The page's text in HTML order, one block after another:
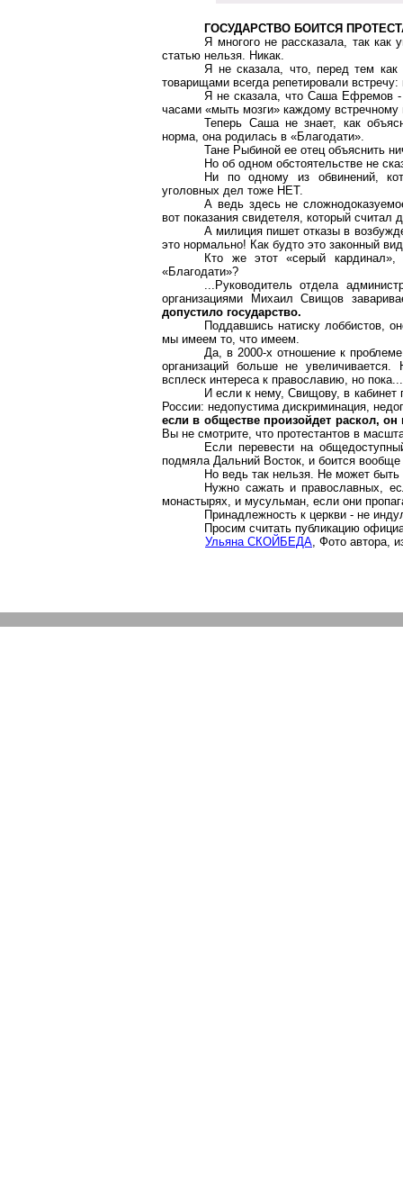
ГОСУДАРСТВО БОИТСЯ
Я многого не рассказала, так
статью нельзя. Никак.
Я не сказала, что, перед тем
товарищами всегда репетировали
Я не сказала, что Саша Ефремов -
часами «мыть мозги» каждому
Теперь Саша не знает, как
норма, она родилась в «Благодати».
Тане Рыбиной ее отец объяснить
Но об одном обстоятельстве не
Ни по одному из обвинений,
уголовных дел тоже НЕТ.
А ведь здесь не
вот показания свидетеля, который
А милиция пишет отказы в
это нормально! Как будто это законный
Кто же этот «серый
«Благодати»?
...Руководитель отдела
организациями Михаил Свищов
допустило государство.
Поддавшись натиску лоббистов,
мы имеем то, что имеем.
Да, в 2000-х отношение к
организаций больше не
всплеск интереса к православию, но пока...
И если к нему, Свищову, в кабинет
России: недопустима дискриминация,
если в обществе произойдет раскол,
Вы не смотрите, что протестантов в
Если перевести на
подмяла Дальний Восток, и боится
Но ведь так нельзя. Не может
Нужно сажать и православных,
монастырях, и мусульман, если они
Принадлежность к церкви - не
Просим считать публикацию
Ульяна СКОЙБЕДА, Фото автора,